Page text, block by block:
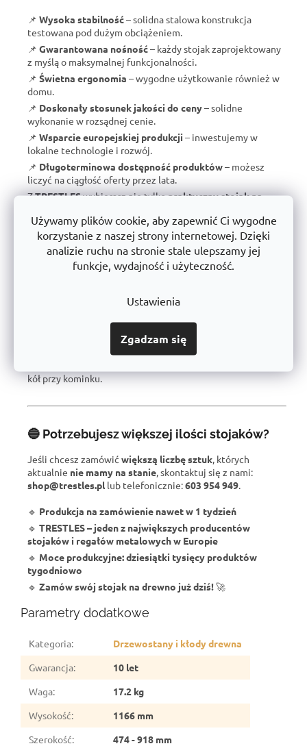
Używamy plików cookie, aby zapewnić Ci wygodne
korzystanie z naszej strony internetowej. Dzięki
analizie ruchu na stronie stale ulepszamy jej
funkcje, wydajność i użyteczność.
Ustawienia
Zgadzam się
📌 Wysoka stabilność– solidna stalowa konstrukcja
testowana pod dużym obciążeniem.
📌 Gwarantowana nośność– każdy stojak zaprojektowany
z myślą o maksymalnej funkcjonalności.
📌 Świetna ergonomia – wygodne użytkowanie również w
domu.
📌 Doskonały stosunek jakości do ceny– solidne
wykonanie w rozsądnej cenie.
📌 Wsparcie europejskiej produkcji – inwestujemy w
lokalne technologie i rozwój.
📌 Długoterminowa dostępność produktów– możesz
liczyć na ciągłość oferty przez lata.
ZTRESTLESwybierasz nie tylkopraktyczny stojak na
Ważne wskazówki dotyczące użytkowania:
stabilność podczas transportu.
Koła z poliuretanu– nie wymagają pompowania,
zapewniają cichą i płynną pracę.
kół przy kominku.
🔵 Potrzebujesz większej ilości stojaków?
Jeśli chcesz zamówić większą liczbę sztuk , których
aktualnie nie mamy na stanie , skontaktuj się z nami:
shop@trestles.pl lub telefonicznie:603 954 949
🔹 Produkcja na zamówienie nawet w 1 tydzień
🔹 TRESTLES – jeden z największych producentów
stojaków i regałów metalowych w Europie
🔹 Moce produkcyjne: dziesiątki tysięcy produktów
tygodniowo
🔹 Zamów swój stojak na drewno już dziś! 🚀
Parametry dodatkowe
Kategoria:
Drzewostany i kłody drewna
Gwarancja:
10 let
Waga:
17.2 kg
Wysokość:
1166 mm
Szerokość:
474 - 918 mm